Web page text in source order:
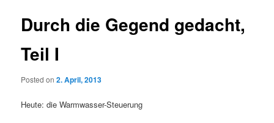
Durch die Gegend gedacht,
Teil I
Posted on2. April, 2013
Heute: die Warmwasser-Steuerung